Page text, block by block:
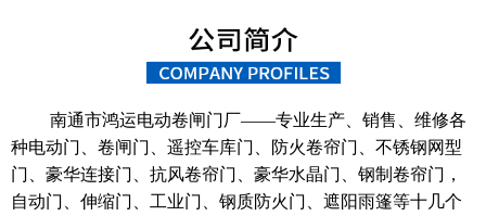
南通市鸿运电动卷闸门厂——专业生产、销售、维修各
种电动门、卷闸门、遥控车库门、防火卷帘门、不锈钢网型
门、豪华连接门、抗风卷帘门、豪华水晶门、钢制卷帘门，
自动门、伸缩门、工业门、钢质防火门、遮阳雨篷等十几个